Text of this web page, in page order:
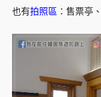
也有拍照區 ：售票亭